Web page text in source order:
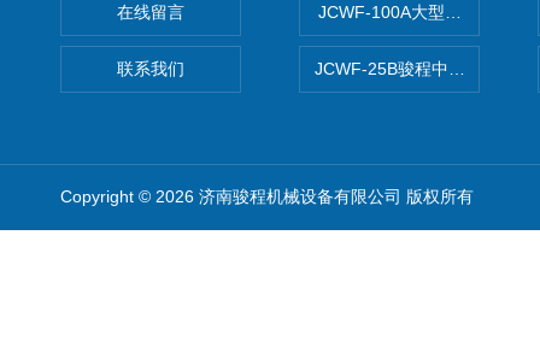
在线留言
联系我们
JCWF-100A大型中药材超微
JCWF-25B骏程中草药超细粉
Copyright © 2026 济南骏程机械设备有限公司 版权所有